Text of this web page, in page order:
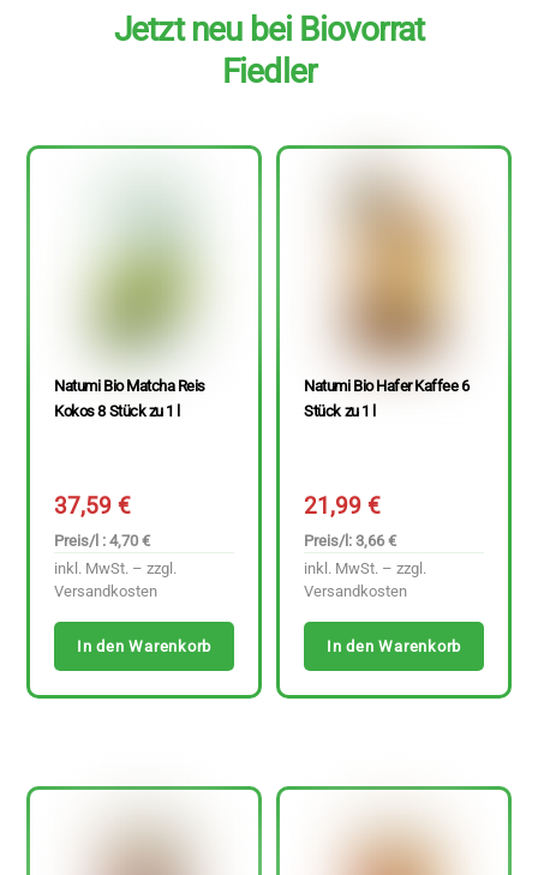
Jetzt neu bei Biovorrat
Fiedler
Natumi Bio Matcha Reis
Kokos 8 Stück zu 1 l
37,59€
Preis/l : 4,70 €
inkl. MwSt. – zzgl.
Versandkosten
In den Warenkorb
Natumi Bio Hafer Kaffee 6
Stück zu 1 l
21,99€
Preis/l: 3,66 €
inkl. MwSt. – zzgl.
Versandkosten
In den Warenkorb